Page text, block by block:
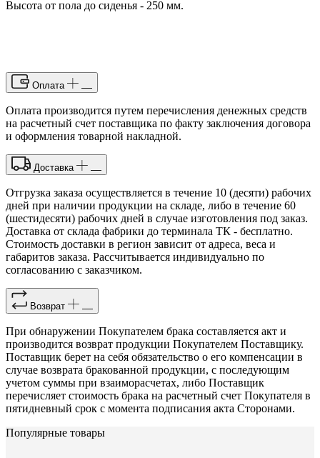
Высота от пола до сиденья - 250 мм.
Оплата
Оплата производится путем перечисления денежных средств
на расчетный счет поставщика по факту заключения договора
и оформления товарной накладной.
Доставка
Отгрузка заказа осуществляется в течение 10 (десяти) рабочих
дней при наличии продукции на складе, либо в течение 60
(шестидесяти) рабочих дней в случае изготовления под заказ.
Доставка от склада фабрики до терминала ТК - бесплатно.
Стоимость доставки в регион зависит от адреса, веса и
габаритов заказа. Рассчитывается индивидуально по
согласованию с заказчиком.
Возврат
При обнаружении Покупателем брака составляется акт и
производится возврат продукции Покупателем Поставщику.
Поставщик берет на себя обязательство о его компенсации в
случае возврата бракованной продукции, с последующим
учетом суммы при взаиморасчетах, либо Поставщик
перечисляет стоимость брака на расчетный счет Покупателя в
пятидневный срок с момента подписания акта Сторонами.
Популярные товары